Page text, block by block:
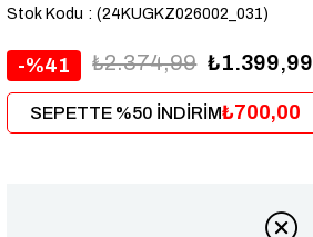
Stok Kodu (24KUGKZ026002_031)
41 ₺2.374,99 ₺1.399,99
SEPETTE %50 İNDİRİM₺700,00